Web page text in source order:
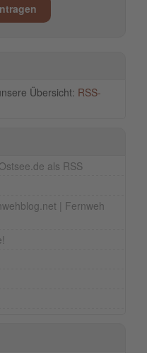
Übersicht: RSS-
als RSS
| Fernweh